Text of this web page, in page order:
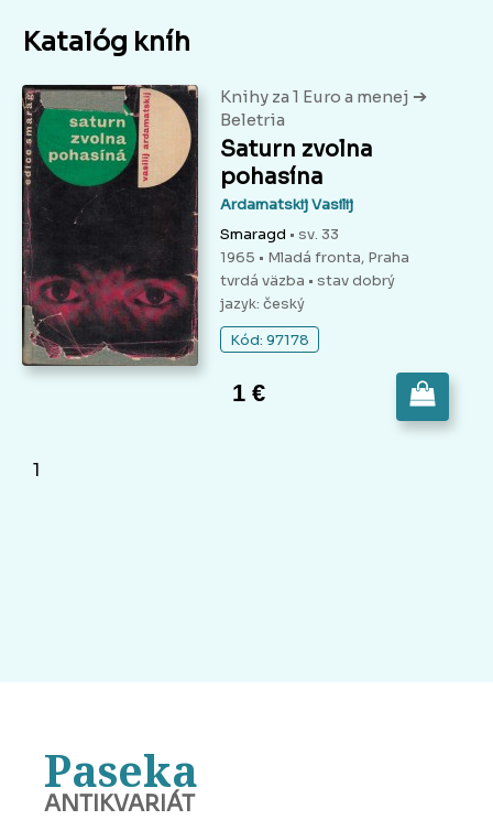
Katalóg kníh
Knihy za 1 Euro a menej ➔
Beletria
Saturn zvolna
pohasína
Ardamatskij Vasilij
Smaragd • sv. 33
1965 • Mladá fronta, Praha
tvrdá väzba • stav dobrý
jazyk: český
Kód: 97178
1 €
1
Paseka
ANTIKVARIÁT